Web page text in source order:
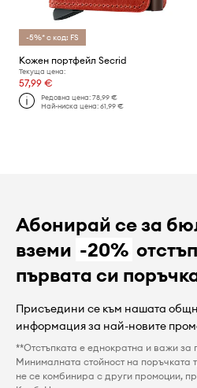
-5%* с код: FS
Кожен портфейл Secrid
Текуща цена:
57,99 €
Редовна цена:78,99 €
Най-ниска цена:61,99 €
Абонирай се за
вземи -20%
първата си
Присъедини се към нашата
информация за най-новите
**Отстъпката е еднократна и важи за
Минималната стойност на поръчката
не се комбинира с други промоции,